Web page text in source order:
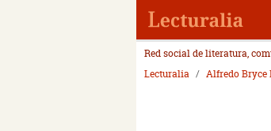
Red social de literatura,
Lecturalia
Alfredo Bryce